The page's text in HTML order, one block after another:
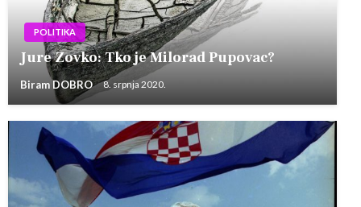
POLITIKA
Jure Zovko: Tko je Milorad Pupovac?
Biram DOBRO 8. srpnja 2020.